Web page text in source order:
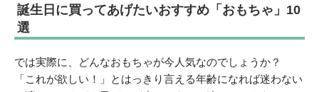
誕生日に買ってあげたいおすすめ「おもちゃ」10
選
では実際に、どんなおもちゃが今人気なのでしょうか？
「これが欲しい！」とはっきり言える年齢になれば迷わない